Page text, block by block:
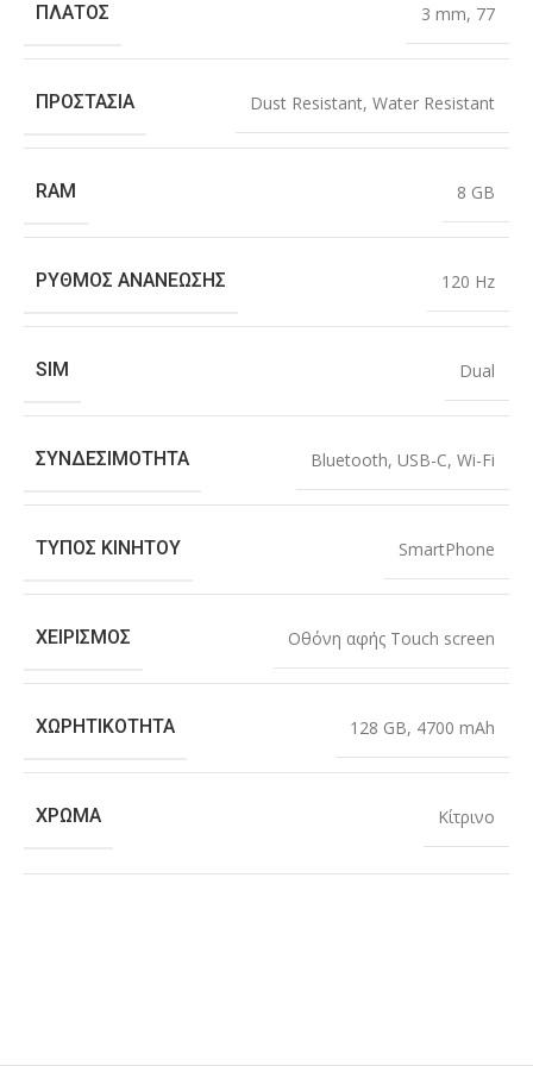
ΠΛΆΤΟΣ 3 mm, 77
ΠΡΟΣΤΑΣΊΑ Dust Resistant, Water Resistant
RAM 8 GB
ΡΥΘΜΌΣ ΑΝΑΝΈΩΣΗΣ 120 Hz
SIM Dual
ΣΥΝΔΕΣΙΜΌΤΗΤΑ Bluetooth, USB-C, Wi-Fi
ΤΎΠΟΣ ΚΙΝΗΤΟΎ SmartPhone
ΧΕΙΡΙΣΜΌΣ Οθόνη αφής Touch screen
ΧΩΡΗΤΙΚΌΤΗΤΑ 128 GB, 4700 mAh
ΧΡΏΜΑ Κίτρινο